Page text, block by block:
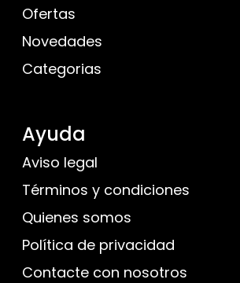
Ofertas
Novedades
Categorias
Ayuda
Aviso legal
Términos y condiciones
Quienes somos
Política de privacidad
Contacte con nosotros